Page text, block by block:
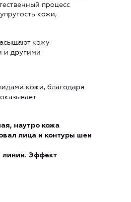
процесс
кожи,
кожу
и другими
кожи, благодаря
наутро кожа
лица и контуры шеи
линии. Эффект